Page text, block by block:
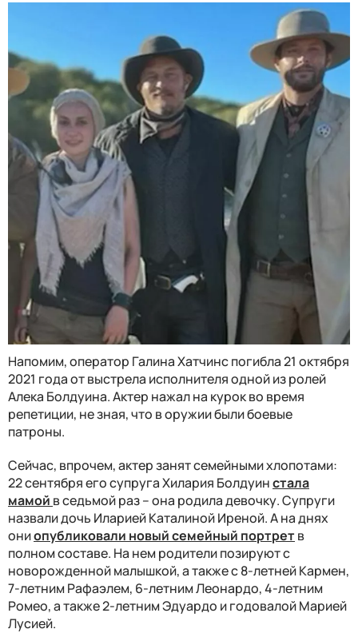
Напомим, оператор Галина Хатчинс погибла 21 октября
2021 года от выстрела исполнителя одной из ролей
Алека Болдуина. Актер нажал на курок во время
репетиции, не зная, что в оружии были боевые
патроны.
Сейчас, впрочем, актер занят семейными хлопотами:
22 сентября его супруга Хилария Болдуинстала
мамой в седьмой раз – она родила девочку. Супруги
назвали дочь Иларией Каталиной Иреной. А на днях
ониопубликовали новый семейный портретв
полном составе. На нем родители позируют с
новорожденной малышкой, а также с 8-летней Кармен,
7-летним Рафаэлем, 6-летним Леонардо, 4-летним
Ромео, а также 2-летним Эдуардо и годовалой Марией
Лусией.